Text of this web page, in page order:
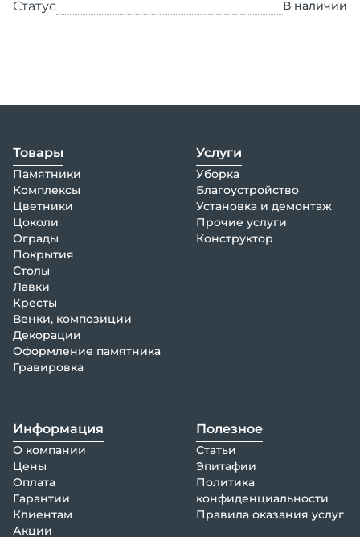
Статус В наличии
Товары
Памятники
Комплексы
Цветники
Цоколи
Ограды
Покрытия
Столы
Лавки
Кресты
Венки, композиции
Декорации
Оформление памятника
Гравировка
Услуги
Уборка
Благоустройство
Установка и демонтаж
Прочие услуги
Конструктор
Информация
О компании
Цены
Оплата
Гарантии
Клиентам
Акции
Полезное
Статьи
Эпитафии
Политика
конфиденциальности
Правила оказания услуг